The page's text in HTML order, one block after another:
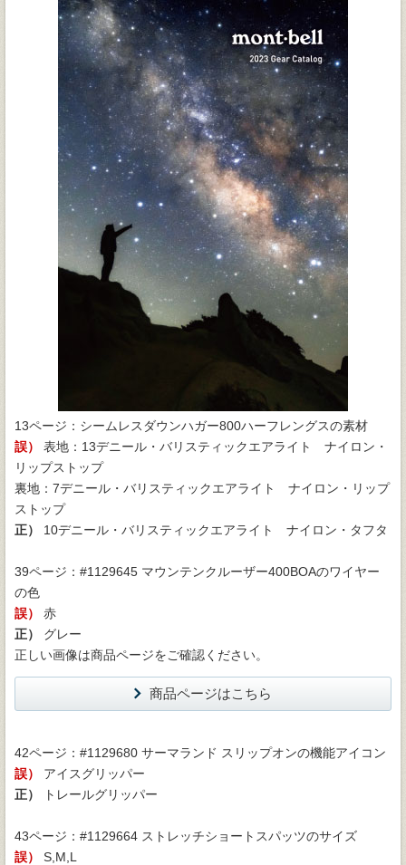
13ページ：シームレスダウンハガー800ハーフレングスの素材
誤）
表地：13デニール・バリスティックエアライト ナイロン・
リップストップ
裏地：7デニール・バリスティックエアライト ナイロン・リップ
ストップ
正）
10デニール・バリスティックエアライト ナイロン・タフタ
39ページ：#1129645 マウンテンクルーザー400BOAのワイヤー
の色
誤）
赤
正）
グレー
正しい画像は商品ページをご確認ください。
商品ページはこちら
42ページ：#1129680 サーマランド スリップオンの機能アイコン
誤）
アイスグリッパー
正）
トレールグリッパー
43ページ：#1129664 ストレッチショートスパッツのサイズ
誤）
S,M,L